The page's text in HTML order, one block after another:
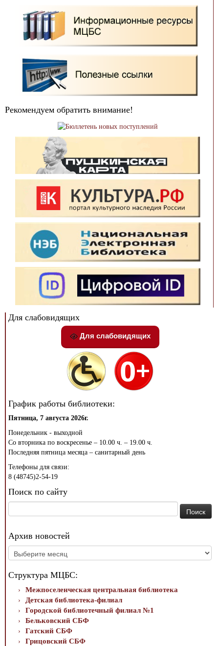
Рекомендуем обратить внимание!
Для слабовидящих
Для слабовидящих
График работы библиотеки:
Пятница, 7 августа 2026г.
Понедельник - выходной
Со вторника по воскресенье – 10.00 ч. – 19.00 ч.
Последняя пятница месяца – санитарный день
Телефоны для связи:
8 (48745)2-54-19
Поиск по сайту
Архив новостей
Архив
новостей
Структура МЦБС:
Межпоселенческая центральная библиотека
Детская библиотека-филиал
Городской библиотечный филиал №1
Бельковский СБФ
Гатский СБФ
Грицовский СБФ